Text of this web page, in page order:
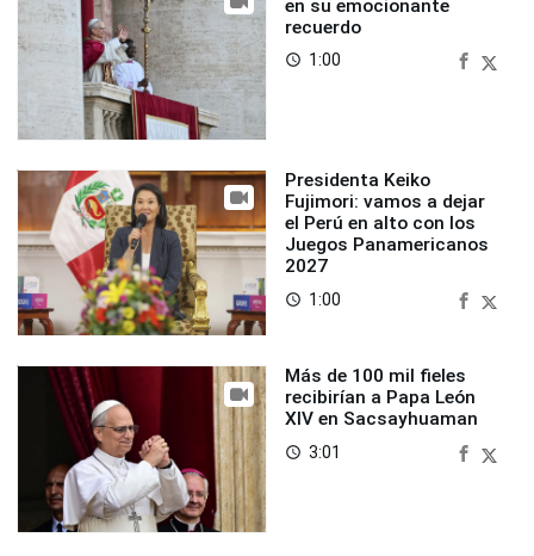
en su emocionante
recuerdo
access_time 1:00
Presidenta Keiko
Fujimori: vamos a dejar
el Perú en alto con los
Juegos Panamericanos
2027
access_time 1:00
Más de 100 mil fieles
recibirían a Papa León
XIV en Sacsayhuaman
access_time 3:01